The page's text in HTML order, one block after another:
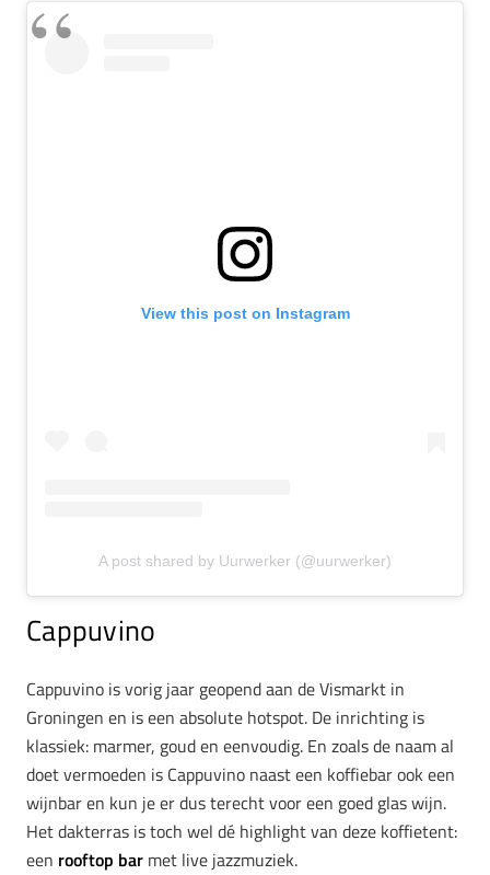
View this post on Instagram
A post shared by Uurwerker (@uurwerker)
Cappuvino
Cappuvino is vorig jaar geopend aan de Vismarkt in
Groningen en is een absolute hotspot. De inrichting is
klassiek: marmer, goud en eenvoudig. En zoals de naam al
doet vermoeden is Cappuvino naast een koffiebar ook een
wijnbar en kun je er dus terecht voor een goed glas wijn.
Het dakterras is toch wel dé highlight van deze koffietent:
een rooftop bar met live jazzmuziek.